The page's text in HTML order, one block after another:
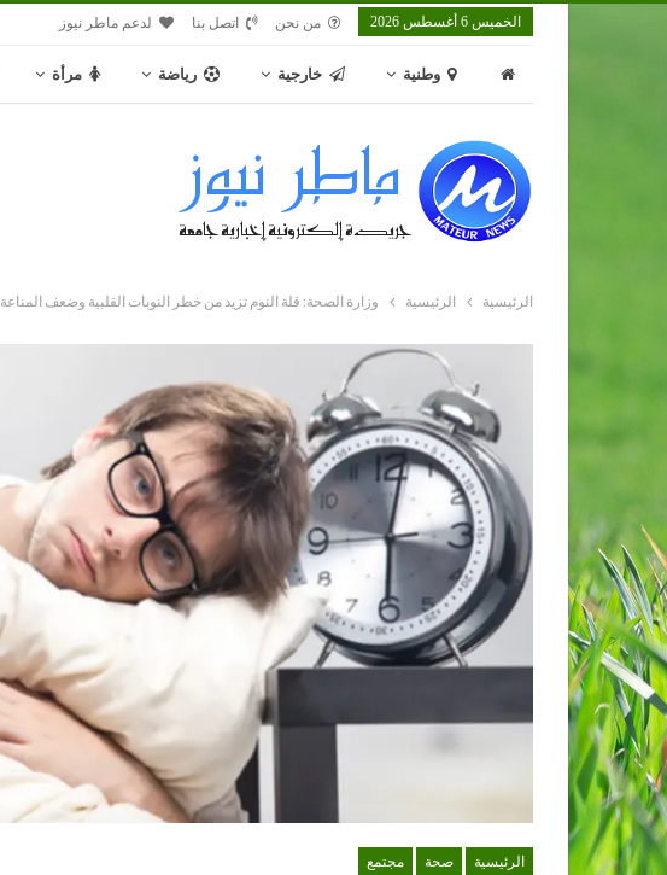
الخميس 6 أغسطس 2026 من نحن اتصل بنا لدعم ماطر نيوز
وطنية خارجية رياضة مرأة
الرئيسية الرئيسية وزارة الصحة: قلة النوم تزيد من خطر النوبات القلبية وضعف المناعة
الرئيسية صحة مجتمع